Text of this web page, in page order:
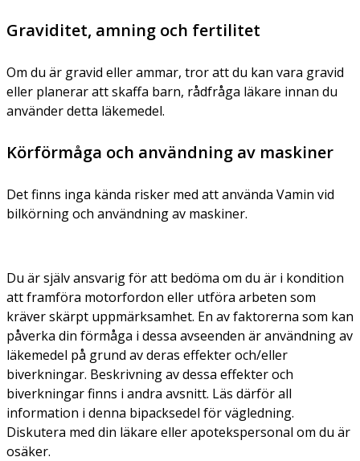
Graviditet, amning och fertilitet
Om du är gravid eller ammar, tror att du kan vara gravid
eller planerar att skaffa barn, rådfråga läkare innan du
använder detta läkemedel.
Körförmåga och användning av maskiner
Det finns inga kända risker med att använda Vamin vid
bilkörning och användning av maskiner.
Du är själv ansvarig för att bedöma om du är i kondition
att framföra motorfordon eller utföra arbeten som
kräver skärpt uppmärksamhet. En av faktorerna som kan
påverka din förmåga i dessa avseenden är användning av
läkemedel på grund av deras effekter och/eller
biverkningar. Beskrivning av dessa effekter och
biverkningar finns i andra avsnitt. Läs därför all
information i denna bipacksedel för vägledning.
Diskutera med din läkare eller apotekspersonal om du är
osäker.